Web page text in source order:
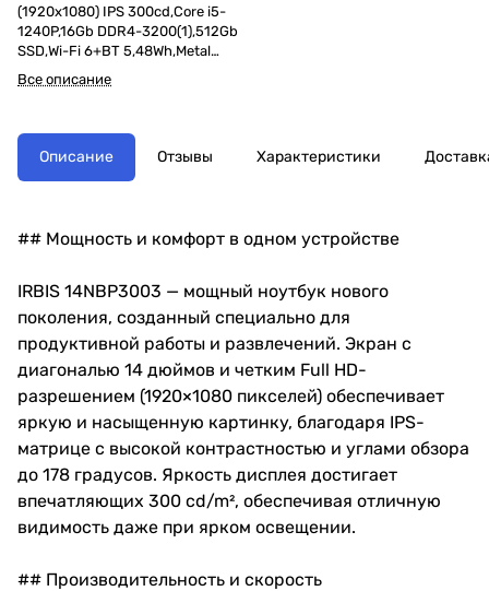
(1920x1080) IPS 300cd,Core i5-
1240P,16Gb DDR4-3200(1),512Gb
SSD,Wi-Fi 6+BT 5,48Wh,Metal
case,Kbd Backlit,FPS,TPM
2.0,1.55kg,Grey,3y
Все описание
Описание Отзывы Характеристики
## Мощность и комфорт в одном устройстве
IRBIS 14NBP3003 — мощный ноутбук нового
поколения, созданный специально для
продуктивной работы и развлечений. Экран с
диагональю 14 дюймов и четким Full HD-
разрешением (1920×1080 пикселей) обеспечивает
яркую и насыщенную картинку, благодаря IPS-
матрице с высокой контрастностью и углами обзора
до 178 градусов. Яркость дисплея достигает
впечатляющих 300 cd/m², обеспечивая отличную
видимость даже при ярком освещении.
## Производительность и скорость